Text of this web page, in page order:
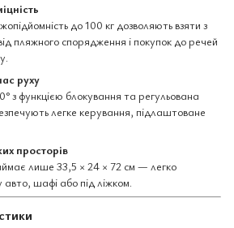
до 100 кг дозволяють взяти з
пляжного спорядження і покупок до речей
руху
з функцією блокування та регульована
легке керування, підлаштоване
просторів
лише 33,5 × 24 × 72 см — легко
авто, шафі або під ліжком.